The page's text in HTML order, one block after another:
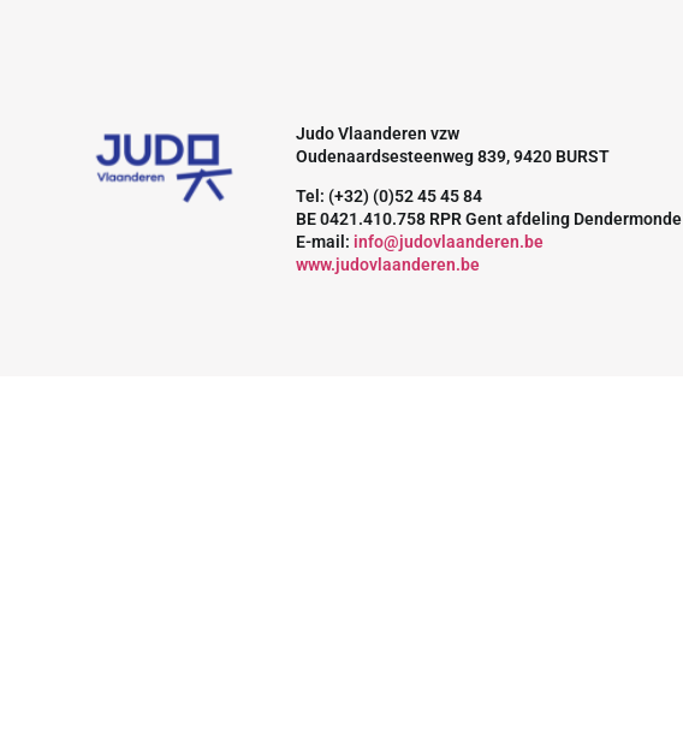
Judo Vlaanderen vzw
Oudenaardsesteenweg 839, 9420 BURST
Tel: (+32) (0)52 45 45 84
BE 0421.410.758 RPR Gent afdeling Dendermonde
E-mail: info@judovlaanderen.be
www.judovlaanderen.be